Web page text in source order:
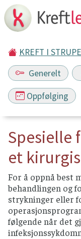
KREFT I
Generelt
Oppfølging
Spesielle
et
For å oppnå best
behandlingen og
strykninger eller
følgende når det